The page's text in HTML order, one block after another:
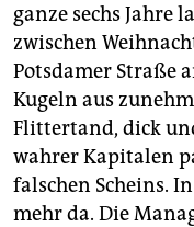
ganze sechs Jahre
zwischen
Potsdamer Straße
Kugeln aus
Flittertand, dick
wahrer Kapitalen
falschen Scheins.
mehr da. Die